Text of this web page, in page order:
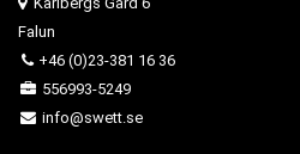
Falun
+46 (0)23-381 16 36
556993-5249
info@swett.se